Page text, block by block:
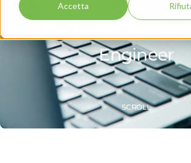
Accetta
SCROLL
Senior Project &
Coordinator -
Engineer